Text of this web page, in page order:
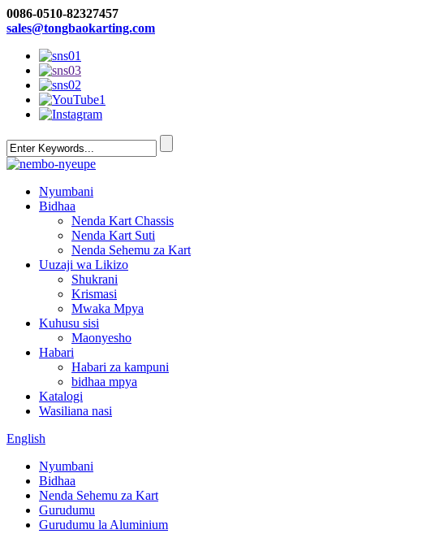
0086-0510-82327457
sales@tongbaokarting.com
Nyumbani
Bidhaa
Nenda Kart Chassis
Nenda Kart Suti
Nenda Sehemu za Kart
Uuzaji wa Likizo
Shukrani
Krismasi
Mwaka Mpya
Kuhusu sisi
Maonyesho
Habari
Habari za kampuni
bidhaa mpya
Katalogi
Wasiliana nasi
English
Nyumbani
Bidhaa
Nenda Sehemu za Kart
Gurudumu
Gurudumu la Aluminium